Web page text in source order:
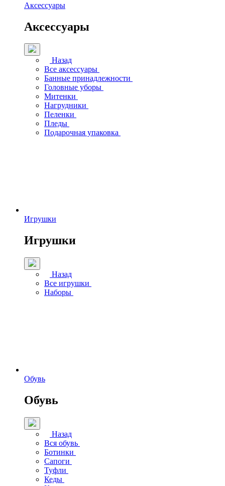
Аксессуары
Аксессуары
Назад
Все аксессуары
Банные принадлежности
Головные уборы
Митенки
Нагрудники
Пеленки
Пледы
Подарочная упаковка
Игрушки
Игрушки
Назад
Все игрушки
Наборы
Обувь
Обувь
Назад
Вся обувь
Ботинки
Сапоги
Туфли
Кеды